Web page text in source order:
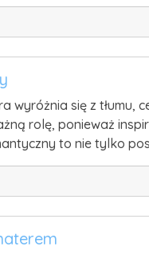
się z tłumu,
rolę, ponieważ
to nie tylko